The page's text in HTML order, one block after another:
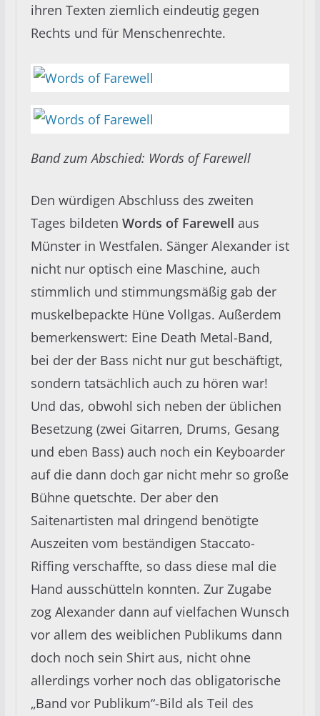
ihren Texten ziemlich eindeutig gegen
Rechts und für Menschenrechte.
Band zum Abschied: Words of Farewell
Den würdigen Abschluss des zweiten
Tages bildeten Words of Farewell aus
Münster in Westfalen. Sänger Alexander ist
nicht nur optisch eine Maschine, auch
stimmlich und stimmungsmäßig gab der
muskelbepackte Hüne Vollgas. Außerdem
bemerkenswert: Eine Death Metal-Band,
bei der der Bass nicht nur gut beschäftigt,
sondern tatsächlich auch zu hören war!
Und das, obwohl sich neben der üblichen
Besetzung (zwei Gitarren, Drums, Gesang
und eben Bass) auch noch ein Keyboarder
auf die dann doch gar nicht mehr so große
Bühne quetschte. Der aber den
Saitenartisten mal dringend benötigte
Auszeiten vom beständigen Staccato-
Riffing verschaffte, so dass diese mal die
Hand ausschütteln konnten. Zur Zugabe
zog Alexander dann auf vielfachen Wunsch
vor allem des weiblichen Publikums dann
doch noch sein Shirt aus, nicht ohne
allerdings vorher noch das obligatorische
„Band vor Publikum“-Bild als Teil des